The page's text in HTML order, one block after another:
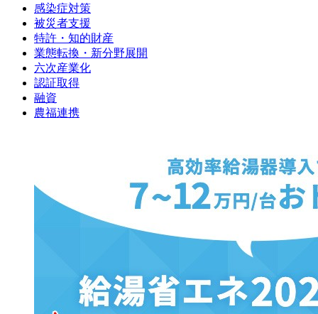
感染症対策
被災者支援
特許・知的財産
業態転換・新分野展開
六次産業化
認証取得
融資
農福連携